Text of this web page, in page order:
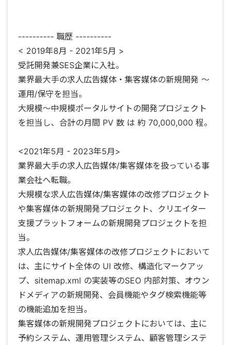
---------- 職歴 ----------
< 2019年8月 - 2021年5月 >
受託開発兼SES企業に入社。
業界最大手の求人広告媒体・集客媒体の新規開発 〜
運用/保守を担当。
大規模〜中規模ポータルサイトの開発プロジェクト
を担当し、合計の月間 PV 数 は 約 70,000,000 程。
<2021年5月 - 2023年5月>
業界最大手の求人広告媒体/集客媒体を扱っている事
業会社へ転職。
大規模な求人広告媒体/集客媒体の改修プロジェクト
や集客媒体の新規開発プロジェクト、クリエイター
支援プラットフォームの新規開発プロジェクトを担
当。
求人広告媒体/集客媒体の改修プロジェクトにおいて
は、主にサイト全体の UI 改修、構造化マークアッ
プ、sitemap.xml の実装等のSEO 内部対策、オウン
ドメディアの新規開発、会員機能やタグ検索機能等
の機能追加を担当。
集客媒体の新規開発プロジェクトにおいては、主に
予約システム、運用管理システム、顧客管理システ